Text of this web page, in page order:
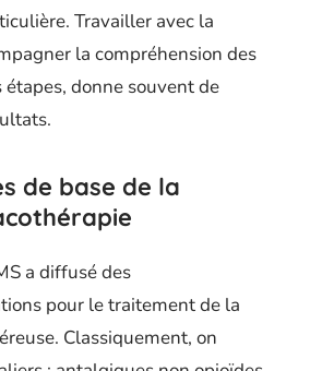
Travailler avec la
la compréhension des
étapes, donne souvent de
de base de la
a diffusé des
pour le traitement de la
Classiquement, on